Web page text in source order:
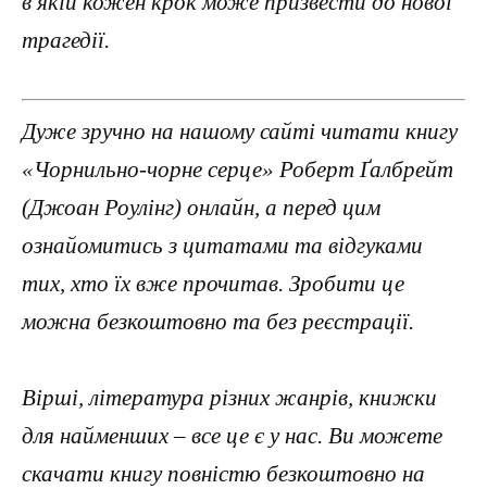
трагедії.
Дуже зручно на нашому сайті читати книгу
«Чорнильно-чорне серце» Роберт Ґалбрейт
(Джоан Роулінг) онлайн, а перед цим
ознайомитись з цитатами та відгуками
тих, хто їх вже прочитав. Зробити це
можна безкоштовно та без реєстрації.
Вірші, література різних жанрів, книжки
для найменших – все це є у нас. Ви можете
скачати книгу повністю безкоштовно на